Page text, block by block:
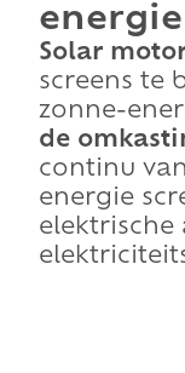
energie
Solar
screens te
zonne-
de
continu
energie
elektrische